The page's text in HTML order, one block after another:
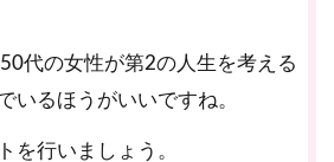
代の女性が第2の人生を考える
いるほうがいいですね。
を行いましょう。